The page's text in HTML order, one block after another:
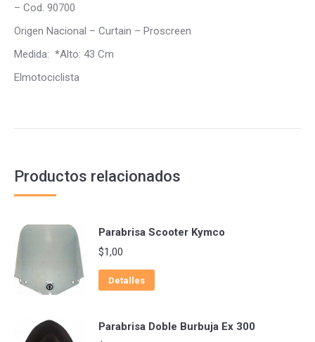
– Cod. 90700
Origen Nacional – Curtain – Proscreen
Medida: *Alto: 43 Cm
Elmotociclista
Productos relacionados
Parabrisa Scooter Kymco
$1,00
Detalles
Parabrisa Doble Burbuja Ex 300